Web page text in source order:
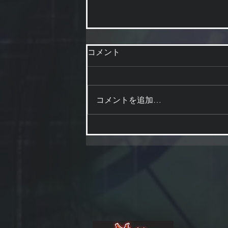
値下げしてます
コメント
コメントを追加…